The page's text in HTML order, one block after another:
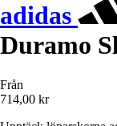
adidas
Duramo
Från
714,00 kr